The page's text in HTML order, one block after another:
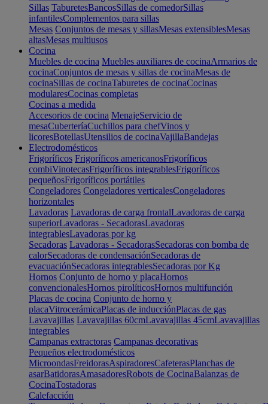
Sillas TaburetesBancosSillas de comedorSillas
infantilesComplementos para sillas
Mesas Conjuntos de mesas y sillasMesas extensiblesMesas
altasMesas multiusos
Cocina
Muebles de cocina Muebles auxiliares de cocinaArmarios de
cocinaConjuntos de mesas y sillas de cocinaMesas de
cocinaSillas de cocinaTaburetes de cocinaCocinas
modularesCocinas completas
Cocinas a medida
Accesorios de cocina MenajeServicio de
mesaCuberteríaCuchillos para chefVinos y
licoresBotellasUtensilios de cocinaVajillaBandejas
Electrodomésticos
Frigoríficos Frigoríficos americanosFrigoríficos
combiVinotecasFrigoríficos integrablesFrigoríficos
pequeñosFrigoríficos portátiles
Congeladores Congeladores verticalesCongeladores
horizontales
Lavadoras Lavadoras de carga frontalLavadoras de carga
superiorLavadoras - SecadorasLavadoras
integrablesLavadoras por kg
Secadoras Lavadoras - SecadorasSecadoras con bomba de
calorSecadoras de condensaciónSecadoras de
evacuaciónSecadoras integrablesSecadoras por Kg
Hornos Conjunto de horno y placaHornos
convencionalesHornos pirolíticosHornos multifunción
Placas de cocina Conjunto de horno y
placaVitrocerámicaPlacas de inducciónPlacas de gas
Lavavajillas Lavavajillas 60cmLavavajillas 45cmLavavajillas
integrables
Campanas extractoras Campanas decorativas
Pequeños electrodomésticos
MicroondasFreidorasAspiradoresCafeterasPlanchas de
asarBatidorasAmasadoresRobots de CocinaBalanzas de
CocinaTostadoras
Calefacción